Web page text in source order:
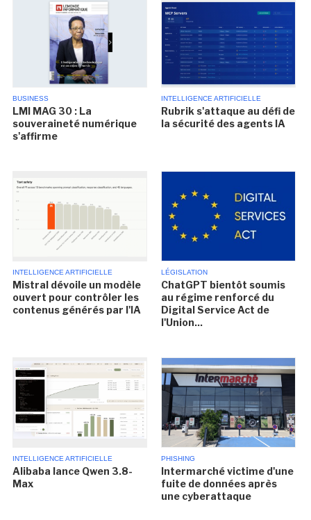
BUSINESS
LMI MAG 30 : La
souveraineté numérique
s'affirme
INTELLIGENCE ARTIFICIELLE
Rubrik s'attaque au défi de
la sécurité des agents IA
INTELLIGENCE ARTIFICIELLE
Mistral dévoile un modèle
ouvert pour contrôler les
contenus générés par l'IA
LÉGISLATION
ChatGPT bientôt soumis
au régime renforcé du
Digital Service Act de
l'Union...
INTELLIGENCE ARTIFICIELLE
Alibaba lance Qwen 3.8-
Max
PHISHING
Intermarché victime d'une
fuite de données après
une cyberattaque